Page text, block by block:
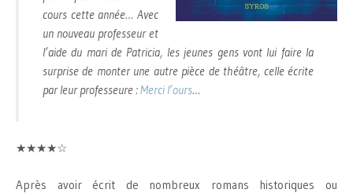
cours cette année… Avec
un nouveau professeur et
l’aide du mari de Patricia, les jeunes gens vont lui faire la
surprise de monter une autre pièce de théâtre, celle écrite
par leur professeure :Merci l’ours…
★★★★☆
Après avoir écrit de nombreux romans historiques ou